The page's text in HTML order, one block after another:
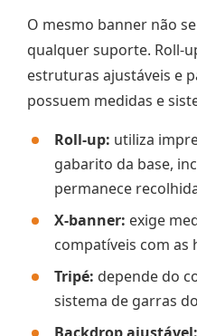
O mesmo banner não
qualquer suporte. Roll-
estruturas ajustáveis e
possuem medidas e
Roll-up: utiliza
gabarito da base,
permanece
X-banner: exige
compatíveis com as
Tripé: depende do
sistema de garras